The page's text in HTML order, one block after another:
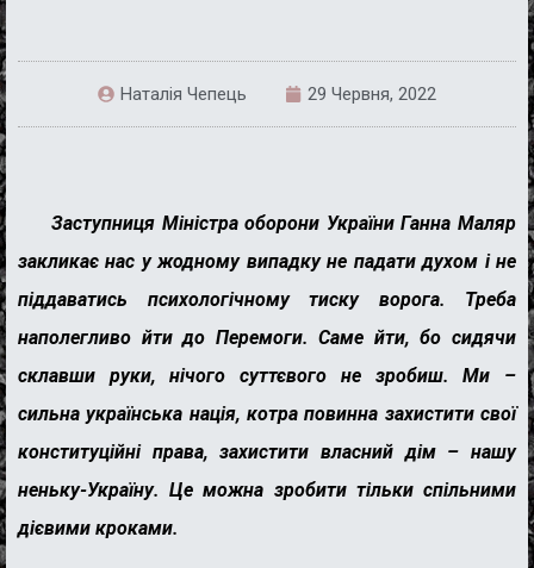
Наталія Чепець 29 Червня, 2022
Заступниця Міністра оборони України Ганна Маляр
закликає нас у жодному випадку не падати духом і не
піддаватись психологічному тиску ворога. Треба
наполегливо йти до Перемоги. Саме йти, бо сидячи
склавши руки, нічого суттєвого не зробиш. Ми –
сильна українська нація, котра повинна захистити свої
конституційні права, захистити власний дім – нашу
неньку-Україну. Це можна зробити тільки спільними
дієвими кроками.